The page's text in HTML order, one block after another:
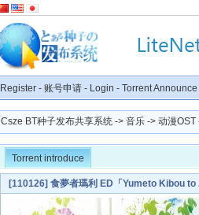
Register - 账号申请 - Login - Torrent Announce
Csze BT种子发布共享系统 -> 音乐 -> 动漫OST
Torrent introduce
[110126] 食夢者瑪利 ED「Yumeto Kibou